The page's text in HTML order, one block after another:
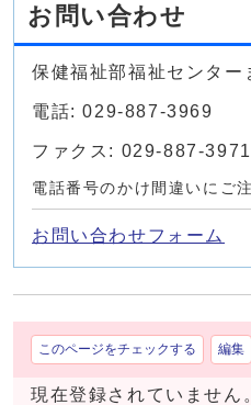
お問い合わせ
保健福祉部福祉センター
電話: 029-887-3969
ファクス: 029-887-3971
電話番号のかけ間違いにご
お問い合わせフォーム
このページをチェックする 編集
現在登録されていません